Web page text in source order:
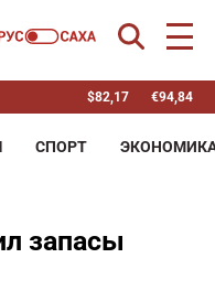
$82,17 €94,84
СПОРТ
запасы